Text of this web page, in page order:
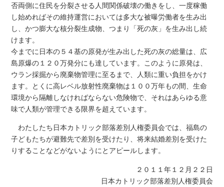
否両側に住民を分裂させる人間関係破壊の働きをし、一度稼働
し始めればその維持運営においては多大な被曝労働者を生み出
し、かつ膨大な核分裂生成物、つまり「死の灰」を生み出し続
けます。
今までに日本の５４基の原発が生み出した死の灰の総量は、広
島原爆の１２０万発分にも達しています。このように原発は、
ウラン採掘から廃棄物管理に至るまで、人類に重い負担をかけ
ます。とくに高レベル放射性廃棄物は１００万年もの間、生命
環境から隔離しなければならない危険物で、それはあらゆる意
味で人類が管理できる限界を超えています。
わたしたち日本カトリック部落差別人権委員会では、福島の
子どもたちが避難先で差別を受けたり、将来結婚差別を受けた
りすることなどがないようにとアピールします。
２０１１年１２月２２日
日本カトリック部落差別人権委員会